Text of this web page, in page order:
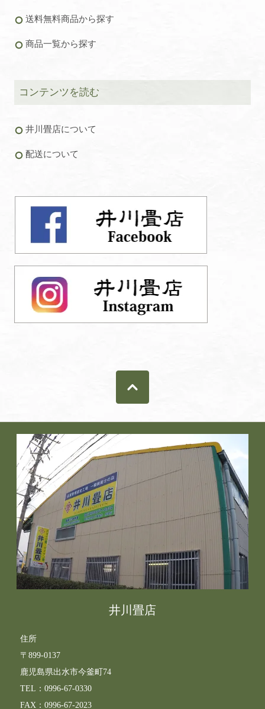
送料無料商品から探す
商品一覧から探す
コンテンツを読む
井川畳店について
配送について
井川畳店
住所
〒899-0137
鹿児島県出水市今釜町74
TEL：0996-67-0330
FAX：0996-67-2023